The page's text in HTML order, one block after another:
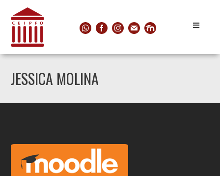
JESSICA MOLINA